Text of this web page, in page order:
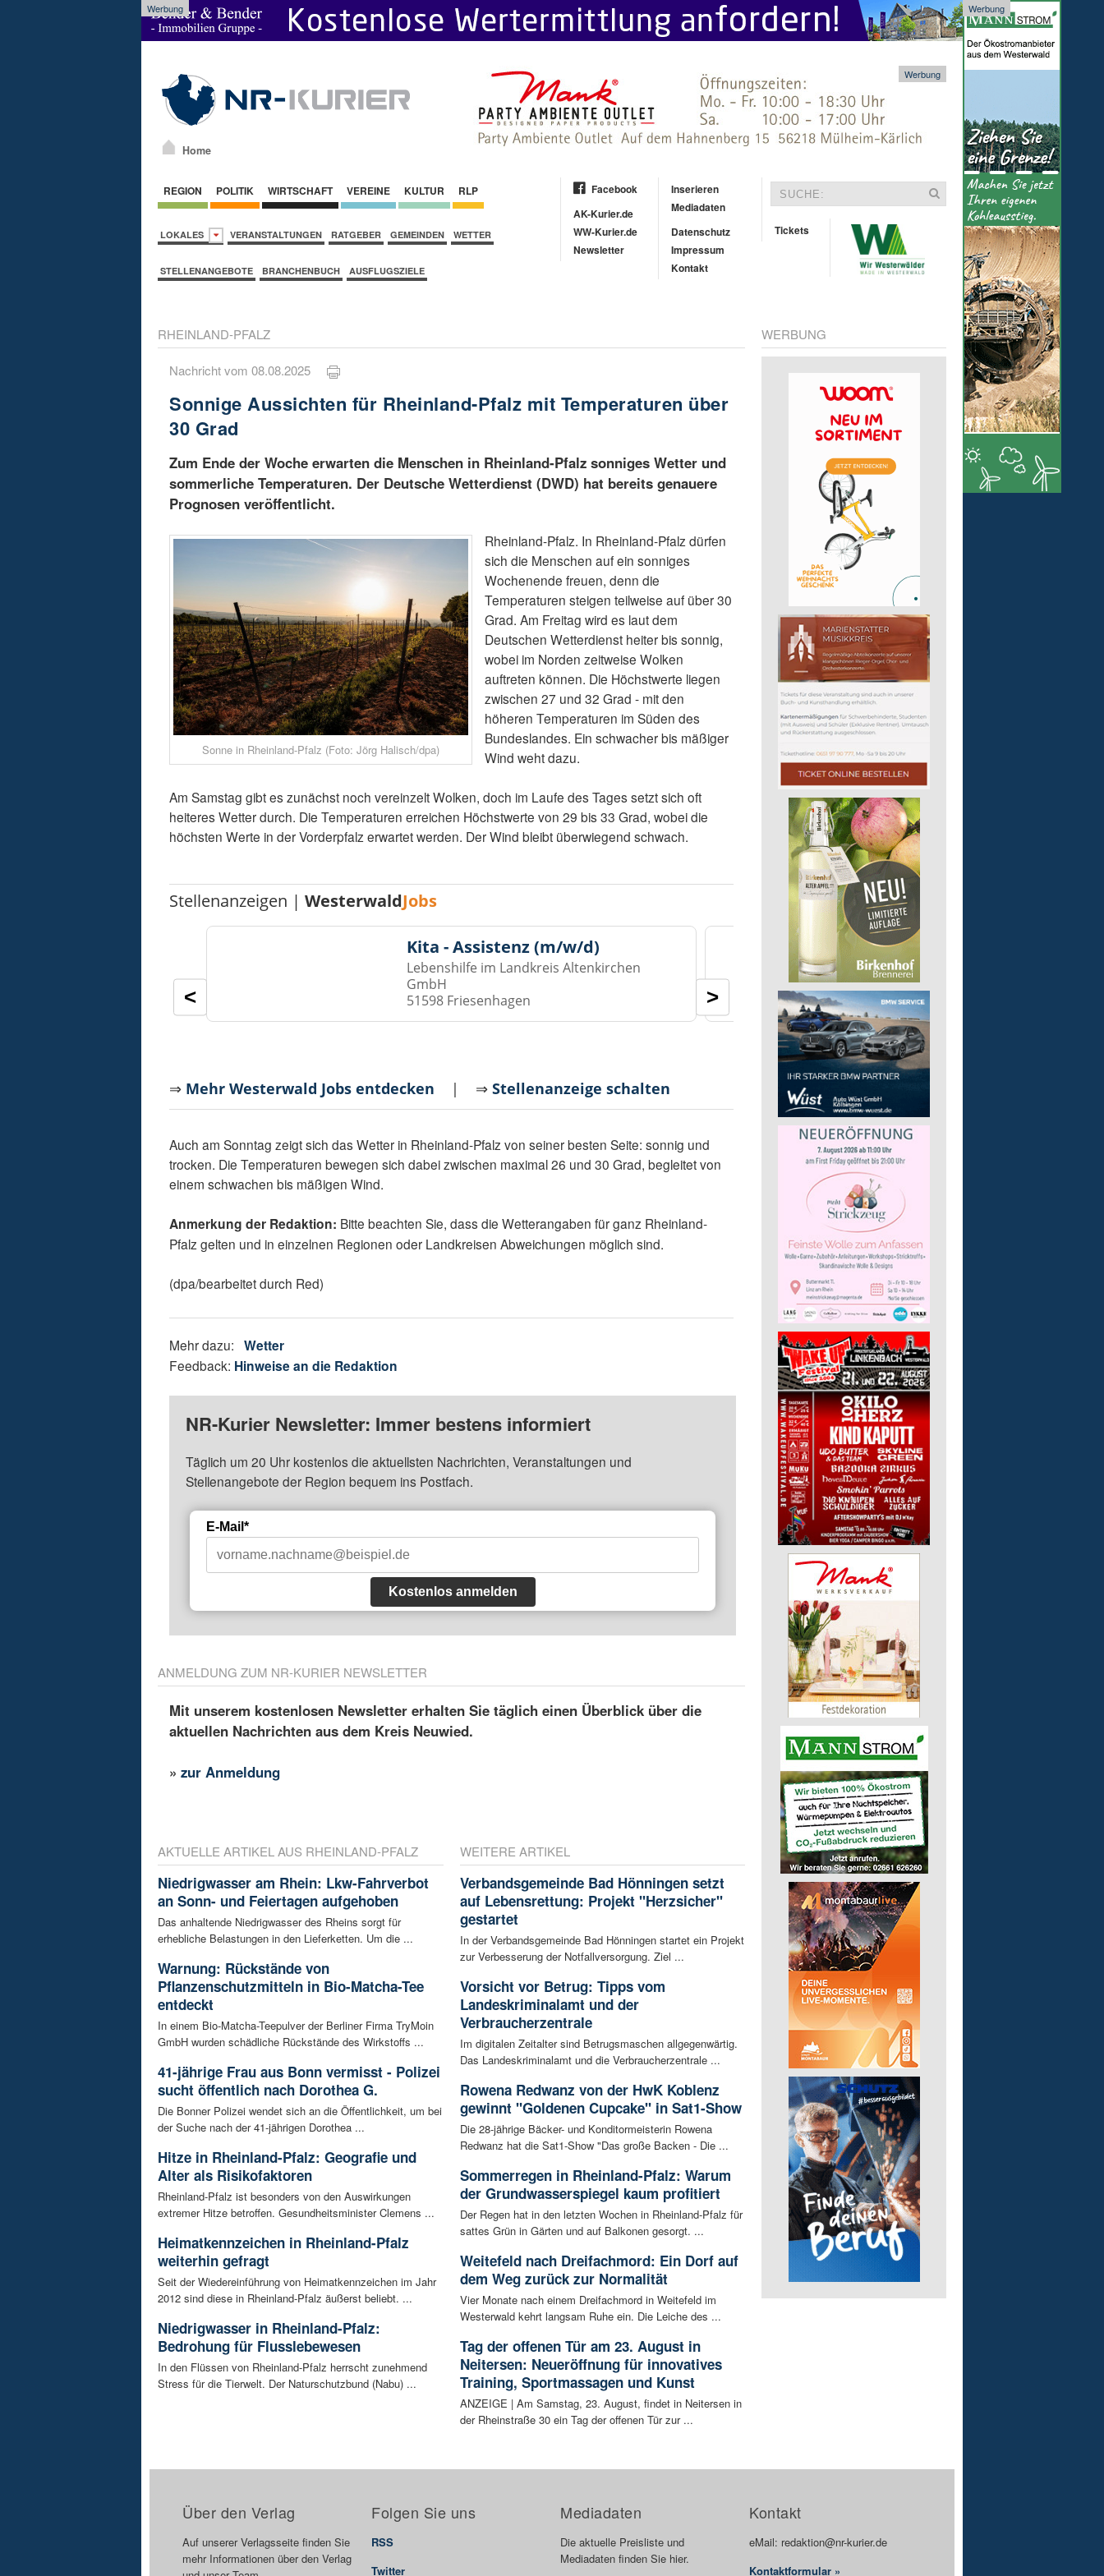
Werbung Werbung
Home
Werbung
REGION POLITIK WIRTSCHAFT VEREINE KULTUR RLP
LOKALES VERANSTALTUNGEN RATGEBER GEMEINDEN WETTER
STELLENANGEBOTE BRANCHENBUCH AUSFLUGSZIELE
Facebook
AK-Kurier.de
WW-Kurier.de
Newsletter
Inserieren
Mediadaten
Datenschutz
Impressum
Kontakt
Tickets
RHEINLAND-PFALZ
Nachricht vom 08.08.2025
Sonnige Aussichten für Rheinland-Pfalz mit Temperaturen über
30 Grad
Zum Ende der Woche erwarten die Menschen in Rheinland-Pfalz sonniges Wetter und
sommerliche Temperaturen. Der Deutsche Wetterdienst (DWD) hat bereits genauere
Prognosen veröffentlicht.
Sonne in Rheinland-Pfalz (Foto: Jörg Halisch/dpa)
Rheinland-Pfalz. In Rheinland-Pfalz dürfen
sich die Menschen auf ein sonniges
Wochenende freuen, denn die
Temperaturen steigen teilweise auf über 30
Grad. Am Freitag wird es laut dem
Deutschen Wetterdienst heiter bis sonnig,
wobei im Norden zeitweise Wolken
auftreten können. Die Höchstwerte liegen
zwischen 27 und 32 Grad - mit den
höheren Temperaturen im Süden des
Bundeslandes. Ein schwacher bis mäßiger
Wind weht dazu.
Am Samstag gibt es zunächst noch vereinzelt Wolken, doch im Laufe des Tages setzt sich oft
heiteres Wetter durch. Die Temperaturen erreichen Höchstwerte von 29 bis 33 Grad, wobei die
höchsten Werte in der Vorderpfalz erwartet werden. Der Wind bleibt überwiegend schwach.
Stellenanzeigen |WesterwaldJobs
Kita - Assistenz (m/w/d)
Lebenshilfe im Landkreis Altenkirchen
GmbH
51598 Friesenhagen
Bildungsbegleitung (m/
Lebenshilfe im Landkreis
GmbH
57610 Altenkirchen
< >
⇒ Mehr Westerwald Jobs entdecken | ⇒Stellenanzeige schalten
Auch am Sonntag zeigt sich das Wetter in Rheinland-Pfalz von seiner besten Seite: sonnig und
trocken. Die Temperaturen bewegen sich dabei zwischen maximal 26 und 30 Grad, begleitet von
einem schwachen bis mäßigen Wind.
Anmerkung der Redaktion: Bitte beachten Sie, dass die Wetterangaben für ganz Rheinland-
Pfalz gelten und in einzelnen Regionen oder Landkreisen Abweichungen möglich sind.
(dpa/bearbeitet durch Red)
Mehr dazu:Wetter
Feedback: Hinweise an die Redaktion
NR-Kurier Newsletter: Immer bestens informiert
Täglich um 20 Uhr kostenlos die aktuellsten Nachrichten, Veranstaltungen und
Stellenangebote der Region bequem ins Postfach.
E-Mail*
Kostenlos anmelden
ANMELDUNG ZUM NR-KURIER NEWSLETTER
Mit unserem kostenlosen Newsletter erhalten Sie täglich einen Überblick über die
aktuellen Nachrichten aus dem Kreis Neuwied.
»zur Anmeldung
AKTUELLE ARTIKEL AUS RHEINLAND-PFALZ
Niedrigwasser am Rhein: Lkw-Fahrverbot
an Sonn- und Feiertagen aufgehoben
Das anhaltende Niedrigwasser des Rheins sorgt für
erhebliche Belastungen in den Lieferketten. Um die ...
Warnung: Rückstände von
Pflanzenschutzmitteln in Bio-Matcha-Tee
entdeckt
In einem Bio-Matcha-Teepulver der Berliner Firma TryMoin
GmbH wurden schädliche Rückstände des Wirkstoffs ...
41-jährige Frau aus Bonn vermisst - Polizei
sucht öffentlich nach Dorothea G.
Die Bonner Polizei wendet sich an die Öffentlichkeit, um bei
der Suche nach der 41-jährigen Dorothea ...
Hitze in Rheinland-Pfalz: Geografie und
Alter als Risikofaktoren
Rheinland-Pfalz ist besonders von den Auswirkungen
extremer Hitze betroffen. Gesundheitsminister Clemens ...
Heimatkennzeichen in Rheinland-Pfalz
weiterhin gefragt
Seit der Wiedereinführung von Heimatkennzeichen im Jahr
2012 sind diese in Rheinland-Pfalz äußerst beliebt. ...
Niedrigwasser in Rheinland-Pfalz:
Bedrohung für Flusslebewesen
In den Flüssen von Rheinland-Pfalz herrscht zunehmend
Stress für die Tierwelt. Der Naturschutzbund (Nabu) ...
WEITERE ARTIKEL
Verbandsgemeinde Bad Hönningen setzt
auf Lebensrettung: Projekt "Herzsicher"
gestartet
In der Verbandsgemeinde Bad Hönningen startet ein Projekt
zur Verbesserung der Notfallversorgung. Ziel ...
Vorsicht vor Betrug: Tipps vom
Landeskriminalamt und der
Verbraucherzentrale
Im digitalen Zeitalter sind Betrugsmaschen allgegenwärtig.
Das Landeskriminalamt und die Verbraucherzentrale ...
Rowena Redwanz von der HwK Koblenz
gewinnt "Goldenen Cupcake" in Sat1-Show
Die 28-jährige Bäcker- und Konditormeisterin Rowena
Redwanz hat die Sat1-Show "Das große Backen - Die ...
Sommerregen in Rheinland-Pfalz: Warum
der Grundwasserspiegel kaum profitiert
Der Regen hat in den letzten Wochen in Rheinland-Pfalz für
sattes Grün in Gärten und auf Balkonen gesorgt. ...
Weitefeld nach Dreifachmord: Ein Dorf auf
dem Weg zurück zur Normalität
Vier Monate nach einem Dreifachmord in Weitefeld im
Westerwald kehrt langsam Ruhe ein. Die Leiche des ...
Tag der offenen Tür am 23. August in
Neitersen: Neueröffnung für innovatives
Training, Sportmassagen und Kunst
ANZEIGE | Am Samstag, 23. August, findet in Neitersen in
der Rheinstraße 30 ein Tag der offenen Tür zur ...
WERBUNG
Über den Verlag
Auf unserer Verlagsseite finden Sie
mehr Informationen über den Verlag
Folgen Sie uns
RSS
Twitter
Mediadaten
Die aktuelle Preisliste und
Mediadaten finden Sie hier.
Kontakt
eMail: redaktion@nr-kurier.de
Kontaktformular »